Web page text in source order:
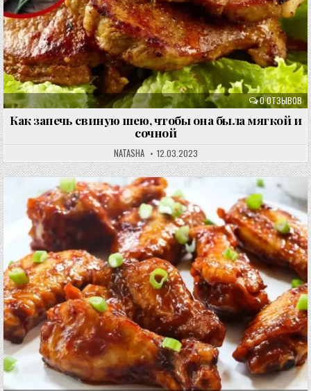
0 ОТЗЫВОВ
Как запечь свиную шею, чтобы она была мягкой и
сочной
NATASHA 12.03.2023